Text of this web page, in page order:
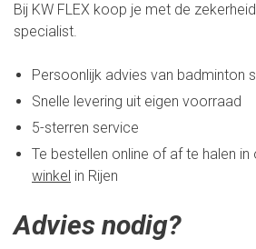
Bij KW FLEX koop je met de
specialist.
Persoonlijk advies van badminton
Snelle levering uit eigen voorraad
5-sterren service
Te bestellen online of af te halen in
winkel in Rijen
Advies nodig?